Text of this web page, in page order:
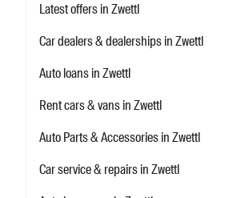
Latest offers in Zwettl
Car dealers & dealerships in Zwettl
Auto loans in Zwettl
Rent cars & vans in Zwettl
Auto Parts & Accessories in Zwettl
Car service & repairs in Zwettl